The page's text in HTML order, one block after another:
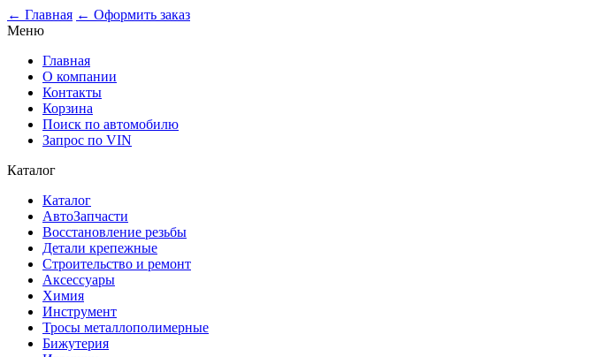
← Главная ← Оформить заказ
Меню
Главная
О компании
Контакты
Корзина
Поиск по автомобилю
Запрос по VIN
Каталог
Каталог
АвтоЗапчасти
Восстановление резьбы
Детали крепежные
Строительство и ремонт
Аксессуары
Химия
Инструмент
Тросы металлополимерные
Бижутерия